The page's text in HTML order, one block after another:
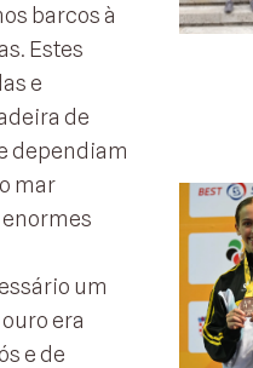
barcos à
Estes
e
de
dependiam
mar
um
era
e de